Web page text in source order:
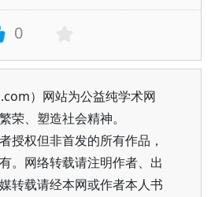
0
）网站为公益纯学术网
荣、塑造社会精神。
授权但非首发的所有作品，
。网络转载请注明作者、出
转载请经本网或作者本人书